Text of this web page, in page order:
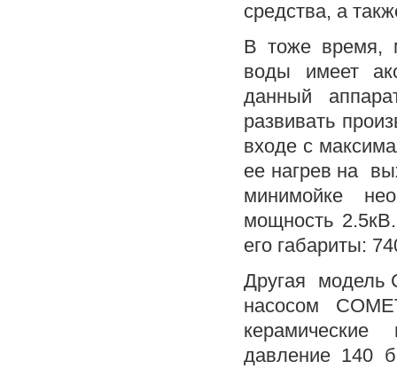
средства, а
В тоже время,
воды имеет
данный
развивать
входе с
ее нагрев на
минимойке
мощность
его габариты:
Другая модель
насосом
давление 140